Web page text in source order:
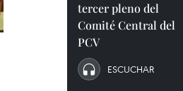
tercer pleno del
Comité Central del
PCV
ESCUCHAR